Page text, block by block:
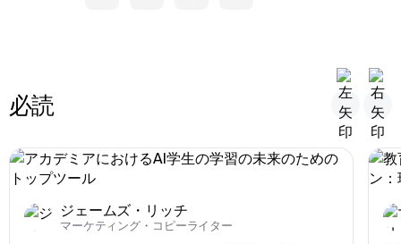
必読
ジェームズ・リッチ
マーケティング・コピーライター